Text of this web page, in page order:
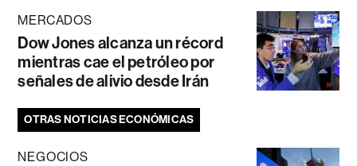
MERCADOS
Dow Jones alcanza un récord
mientras cae el petróleo por
señales de alivio desde Irán
OTRAS NOTICIAS ECONÓMICAS
NEGOCIOS